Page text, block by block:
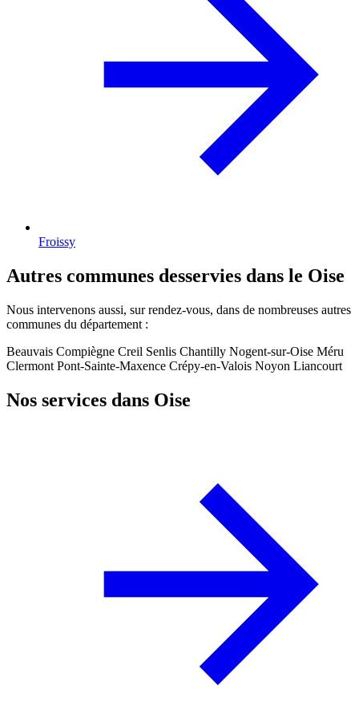
Froissy
Autres communes desservies dans le Oise
Nous intervenons aussi, sur rendez-vous, dans de nombreuses autres
communes du département :
Beauvais Compiègne Creil Senlis Chantilly Nogent-sur-Oise Méru
Clermont Pont-Sainte-Maxence Crépy-en-Valois Noyon Liancourt
Nos services dans Oise